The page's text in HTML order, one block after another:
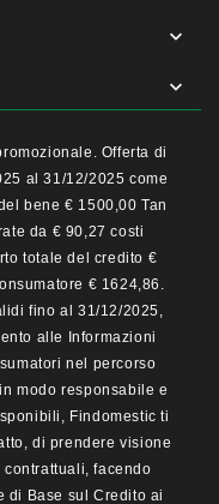


Offerta di
al 31/12/2025 come
bene € 1500,00 Tan
da € 90,27 costi
totale del credito €
€ 1624,86.
fino al 31/12/2025,
alle Informazioni
nel percorso
modo responsabile e
Findomestic ti
di prendere visione
facendo
di Base sul Credito ai